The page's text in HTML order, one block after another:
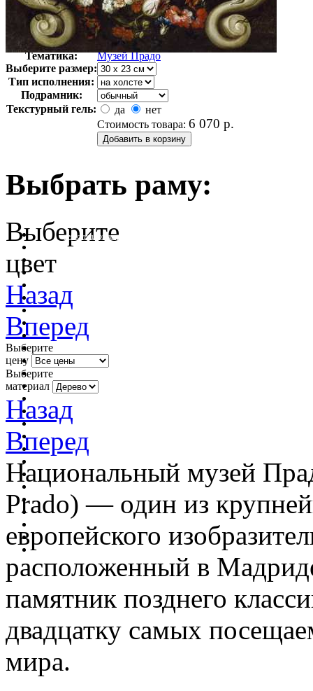
Автор:
Неизвестно
Арт-стиль
Классицизм
Тематика:
Музей Прадо
Выберите размер:
Тип исполнения:
Подрамник:
Текстурный гель:
да
нет
Стоимость товара: 6 070 р.
Выбрать раму:
очистить фильтр цвета
Выберите
цвет
Назад
Вперед
Выберите
цену
Выберите
материал
Назад
Вперед
Национальный музей
Prado) — один из
европейского
расположенный в
памятник позднего
двадцатку самых
мира.